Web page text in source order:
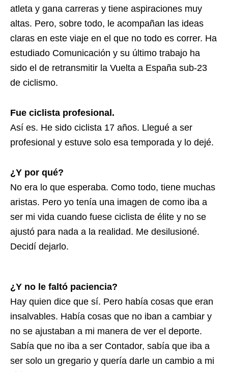
atleta y gana carreras y tiene aspiraciones muy
altas. Pero, sobre todo, le acompañan las ideas
claras en este viaje en el que no todo es correr. Ha
estudiado Comunicación y su último trabajo ha
sido el de retransmitir la Vuelta a España sub-23
de ciclismo.
Fue ciclista profesional.
Así es. He sido ciclista 17 años. Llegué a ser
profesional y estuve solo esa temporada y lo dejé.
¿Y por qué?
No era lo que esperaba. Como todo, tiene muchas
aristas. Pero yo tenía una imagen de como iba a
ser mi vida cuando fuese ciclista de élite y no se
ajustó para nada a la realidad. Me desilusioné.
Decidí dejarlo.
¿Y no le faltó paciencia?
Hay quien dice que sí. Pero había cosas que eran
insalvables. Había cosas que no iban a cambiar y
no se ajustaban a mi manera de ver el deporte.
Sabía que no iba a ser Contador, sabía que iba a
ser solo un gregario y quería darle un cambio a mi